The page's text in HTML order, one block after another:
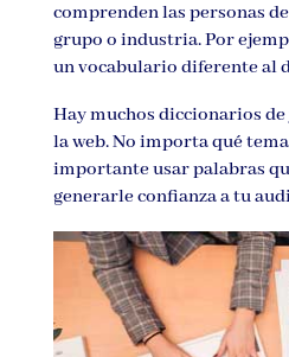
comprenden las personas
grupo o industria. Por
un vocabulario diferente al
Hay muchos diccionarios
la web. No importa qué
importante usar palabras
generarle confianza a tu